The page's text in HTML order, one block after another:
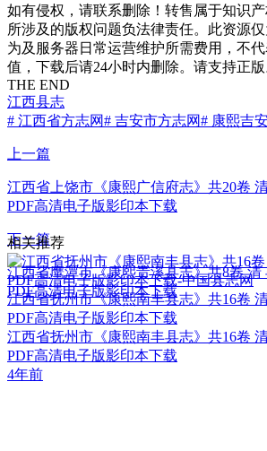
如有侵权，请联系删除！转售属于知识
所涉及的版权问题负法律责任。此资源
为及服务器日常运营维护所需费用，不
值，下载后请24小时内删除。请支持正版
THE END
江西县志
# 江西省方志网# 吉安市方志网# 康熙吉
上一篇
江西省上饶市《康熙广信府志》共20卷
PDF高清电子版影印本下载
下一篇
江西省鹰潭市《康熙贵溪县志》共8卷 清
PDF高清电子版影印本下载
相关推荐
江西省抚州市《康熙南丰县志》共16卷
PDF高清电子版影印本下载
江西省抚州市《康熙南丰县志》共16卷
PDF高清电子版影印本下载
4年前